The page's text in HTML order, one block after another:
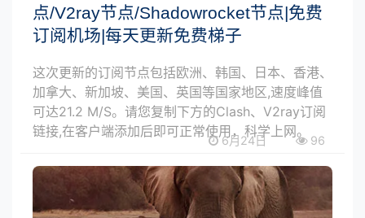
点/V2ray节点/Shadowrocket节点|免费
订阅机场|每天更新免费梯子
这次更新的订阅节点包括欧洲、韩国、日本、香港、
加拿大、新加坡、美国、英国等国家地区,速度峰值
可达21.2 M/S。请您复制下方的Clash、V2ray订阅
链接,在客户端添加后即可正常使用，科学上网。
6月24日 96